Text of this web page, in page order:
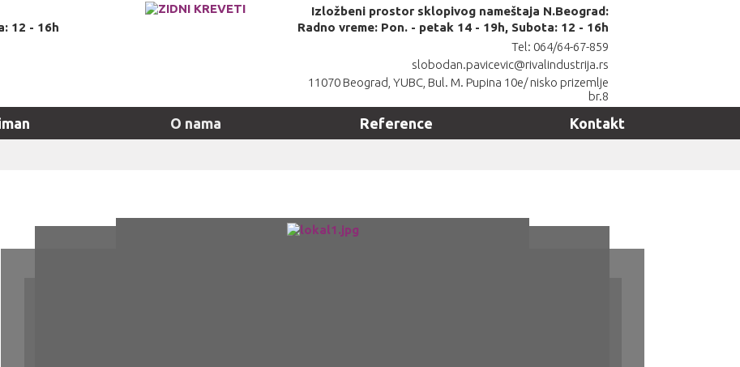
12 - 16h
Izložbeni prostor sklopivog nameštaja N.Beograd:
Radno vreme: Pon. - petak 14 - 19h, Subota: 12 - 16h
Tel: 064/64-67-859
slobodan.pavicevic@rivalindustrija.rs
11070 Beograd, YUBC, Bul. M. Pupina 10e/ nisko prizemlje
br.8
O nama Reference Kontakt